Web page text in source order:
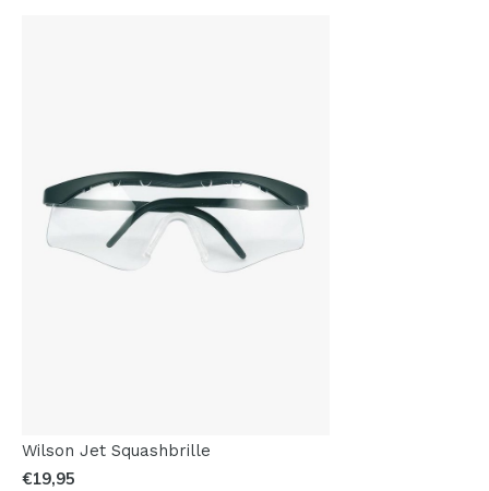
Wilson Jet Squashbrille
€19,95